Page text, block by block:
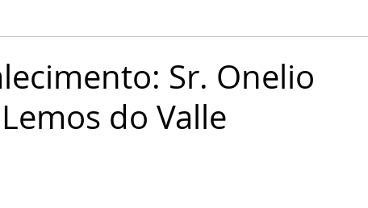
Sr. Onelio
do Valle